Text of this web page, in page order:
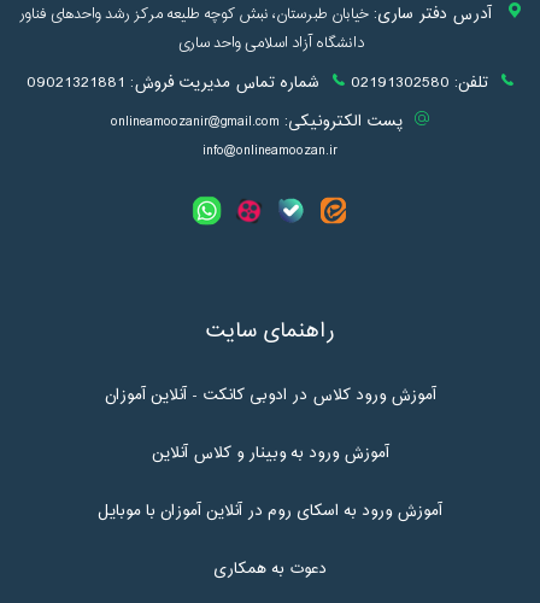
آدرس دفتر ساری:خیابان طبرستان، نبش کوچه طلیعه مرکز رشد واحدهای فناور
دانشگاه آزاد اسلامی واحد ساری
تلفن: 02191302580 شماره تماس مدیریت فروش: 09021321881
پست الکترونیکی: onlineamoozanir@gmail.com
info@onlineamoozan.ir
راهنمای سایت
آموزش ورود کلاس در ادوبی کانکت - آنلاین آموزان
آموزش ورود به وبینار و کلاس آنلاین
آموزش ورود به اسکای روم در آنلاین آموزان با موبایل
دعوت به همکاری